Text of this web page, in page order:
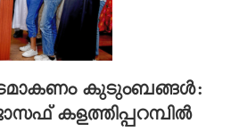
ഇടമാകണം കുടുംബങ്ങൾ:
കളത്തിപ്പറമ്പിൽ